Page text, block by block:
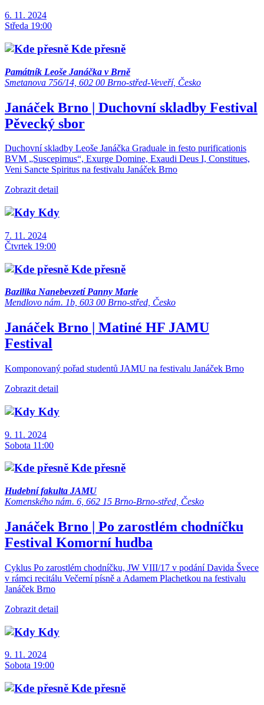
6. 11. 2024
Středa 19:00
Kde přesně
Památník Leoše Janáčka v Brně
Smetanova 756/14, 602 00 Brno-střed-Veveří, Česko
Janáček Brno | Duchovní skladby Festival
Pěvecký sbor
Duchovní skladby Leoše Janáčka Graduale in festo purificationis
BVM „Suscepimus“, Exurge Domine, Exaudi Deus I, Constitues,
Veni Sancte Spiritus na festivalu Janáček Brno
Zobrazit detail
Kdy
7. 11. 2024
Čtvrtek 19:00
Kde přesně
Bazilika Nanebevzetí Panny Marie
Mendlovo nám. 1b, 603 00 Brno-střed, Česko
Janáček Brno | Matiné HF JAMU
Festival
Komponovaný pořad studentů JAMU na festivalu Janáček Brno
Zobrazit detail
Kdy
9. 11. 2024
Sobota 11:00
Kde přesně
Hudební fakulta JAMU
Komenského nám. 6, 662 15 Brno-Brno-střed, Česko
Janáček Brno | Po zarostlém chodníčku
Festival Komorní hudba
Cyklus Po zarostlém chodníčku, JW VIII/17 v podání Davida Švece
v rámci recitálu Večerní písně a Adamem Plachetkou na festivalu
Janáček Brno
Zobrazit detail
Kdy
9. 11. 2024
Sobota 19:00
Kde přesně